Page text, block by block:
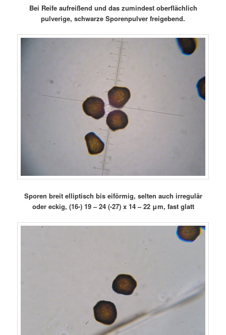
Bei Reife aufreißend und das zumindest oberflächlich
pulverige, schwarze Sporenpulver freigebend.
Sporen breit elliptisch bis eiförmig, selten auch irregulär
oder eckig, (16-) 19 – 24 (-27) x 14 – 22 μm, fast glatt